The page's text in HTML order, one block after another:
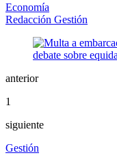
Economía
Redacción Gestión
anterior
1
siguiente
Gestión